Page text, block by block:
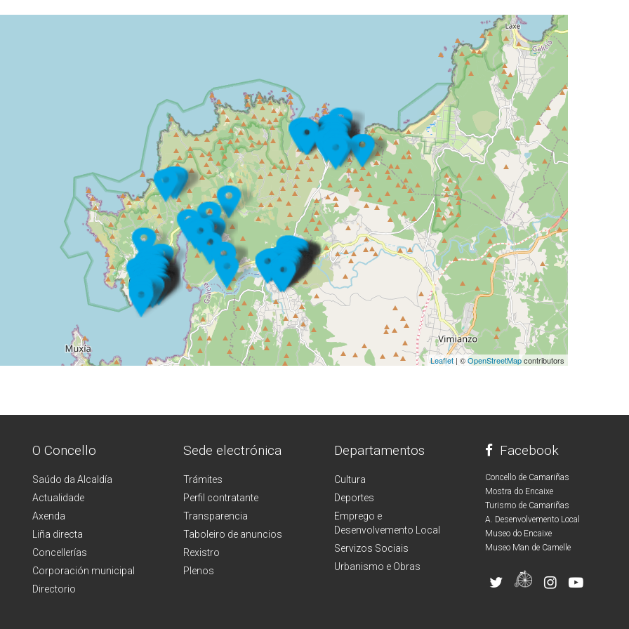
Leaflet | ©OpenStreetMapcontributors
O Concello
Saúdo da Alcaldía
Actualidade
Axenda
Liña directa
Concellerías
Corporación municipal
Directorio
Sede electrónica
Trámites
Perfil contratante
Transparencia
Taboleiro de anuncios
Rexistro
Plenos
Departamentos
Cultura
Deportes
Emprego e
Desenvolvemento Local
Servizos Sociais
Urbanismo e Obras
Facebook
Concello de Camariñas
Mostra do Encaixe
Turismo de Camariñas
A. Desenvolvemento Local
Museo do Encaixe
Museo Man de Camelle